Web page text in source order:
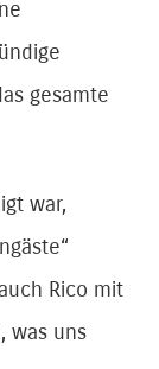
gesamte
war,
Rico mit
was uns